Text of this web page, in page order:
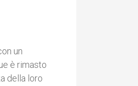
un
è rimasto
della loro